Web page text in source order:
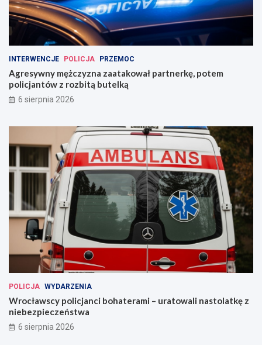
INTERWENCJE POLICJA PRZEMOC
Agresywny mężczyzna zaatakował partnerkę, potem
policjantów z rozbitą butelką
6 sierpnia 2026
POLICJA WYDARZENIA
Wrocławscy policjanci bohaterami – uratowali nastolatkę z
niebezpieczeństwa
6 sierpnia 2026